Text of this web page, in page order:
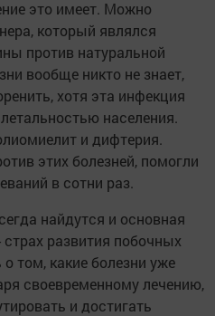
это имеет. Можно
который являлся
против натуральной
вообще никто не знает,
хотя эта инфекция
населения.
и дифтерия.
этих болезней, помогли
в сотни раз.
найдутся и основная
развития побочных
том, какие болезни уже
своевременному лечению,
и достигать